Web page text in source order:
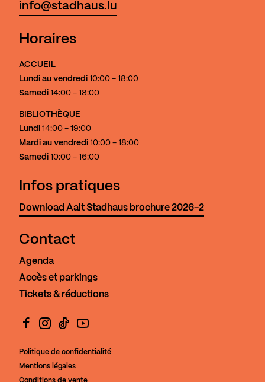
info@stadhaus.lu
Horaires
ACCUEIL
Lundi au vendredi 10:00 - 18:00
Samedi 14:00 - 18:00
BIBLIOTHÈQUE
Lundi 14:00 - 19:00
Mardi au vendredi 10:00 - 18:00
Samedi 10:00 - 16:00
Infos pratiques
Download Aalt Stadhaus brochure 2026-2
Contact
Agenda
Accès et parkings
Tickets & réductions
Politique de confidentialité
Mentions légales